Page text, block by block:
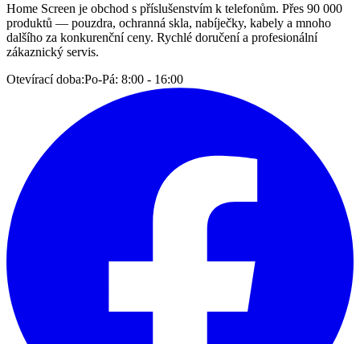
Home Screen je obchod s příslušenstvím k telefonům. Přes 90 000
produktů — pouzdra, ochranná skla, nabíječky, kabely a mnoho
dalšího za konkurenční ceny. Rychlé doručení a profesionální
zákaznický servis.
Otevírací doba:Po-Pá: 8:00 - 16:00